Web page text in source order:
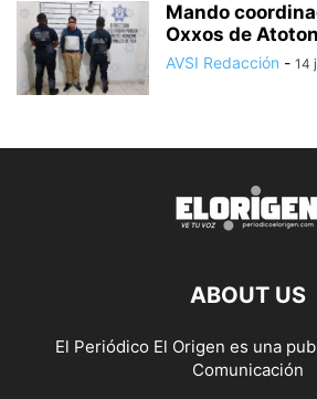
Mando
Oxxos de
AVSI Redacción - 14
ABOUT US
El Periódico El Origen es una
Comunicación